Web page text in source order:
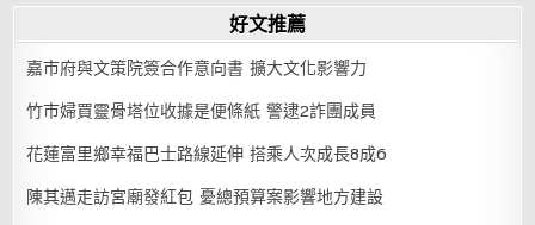
好文推薦
嘉市府與文策院簽合作意向書 擴大文化影響力
竹市婦買靈骨塔位收據是便條紙 警逮2詐團成員
花蓮富里鄉幸福巴士路線延伸 搭乘人次成長8成6
陳其邁走訪宮廟發紅包 憂總預算案影響地方建設